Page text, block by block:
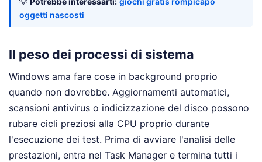
oggetti nascosti
Il peso dei processi di sistema
Windows ama fare cose in background proprio
quando non dovrebbe. Aggiornamenti automatici,
scansioni antivirus o indicizzazione del disco possono
rubare cicli preziosi alla CPU proprio durante
l'esecuzione dei test. Prima di avviare l'analisi delle
prestazioni, entra nel Task Manager e termina tutti i